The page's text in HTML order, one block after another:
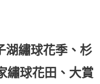
繡球花季、杉
繡球花田、大賞